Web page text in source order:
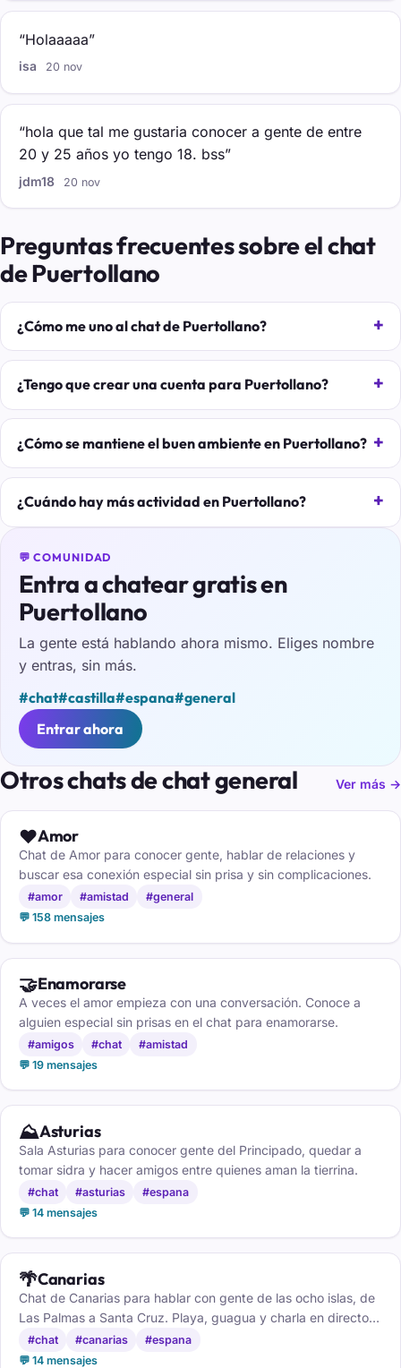
“Holaaaaa”
isa 20 nov
“hola que tal me gustaria conocer a gente de entre
20 y 25 años yo tengo 18. bss”
jdm18 20 nov
Preguntas frecuentes sobre el chat
de Puertollano
¿Cómo me uno al chat de Puertollano?
¿Tengo que crear una cuenta para Puertollano?
¿Cómo se mantiene el buen ambiente en Puertollano?
¿Cuándo hay más actividad en Puertollano?
💬 COMUNIDAD
Entra a chatear gratis en
Puertollano
La gente está hablando ahora mismo. Eliges nombre
y entras, sin más.
#chat#castilla#espana#general
Entrar ahora
Otros chats de chat general Ver más →
❤️Amor
Chat de Amor para conocer gente, hablar de relaciones y
buscar esa conexión especial sin prisa y sin complicaciones.
#amor #amistad
#general
💬 158 mensajes
🤝Enamorarse
A veces el amor empieza con una conversación. Conoce a
alguien especial sin prisas en el chat para enamorarse.
#amigos #chat
#amistad
💬 19 mensajes
⛰️Asturias
Sala Asturias para conocer gente del Principado, quedar a
tomar sidra y hacer amigos entre quienes aman la tierrina.
#chat #asturias
#espana
💬 14 mensajes
🌴Canarias
Chat de Canarias para hablar con gente de las ocho islas, de
Las Palmas a Santa Cruz. Playa, guagua y charla en directo,
gratis y sin registro.
#chat #canarias
#espana
💬 14 mensajes